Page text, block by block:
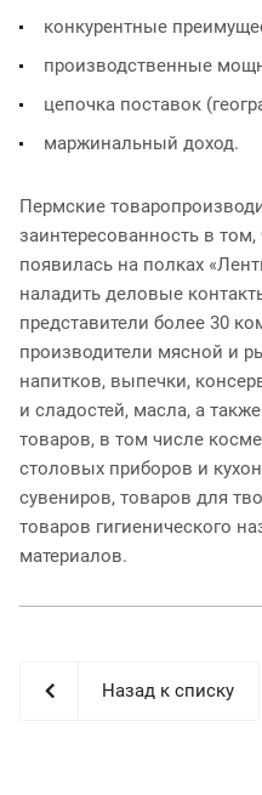
конкурентные
производственные
цепочка поставок
маржинальный доход.
Пермские
заинтересованность в
появилась на полках
наладить деловые
представители более 30
производители мясной и
напитков, выпечки,
и сладостей, масла, а
товаров, в том числе
столовых приборов и
сувениров, товаров для
товаров гигиенического
материалов.
Назад к списку